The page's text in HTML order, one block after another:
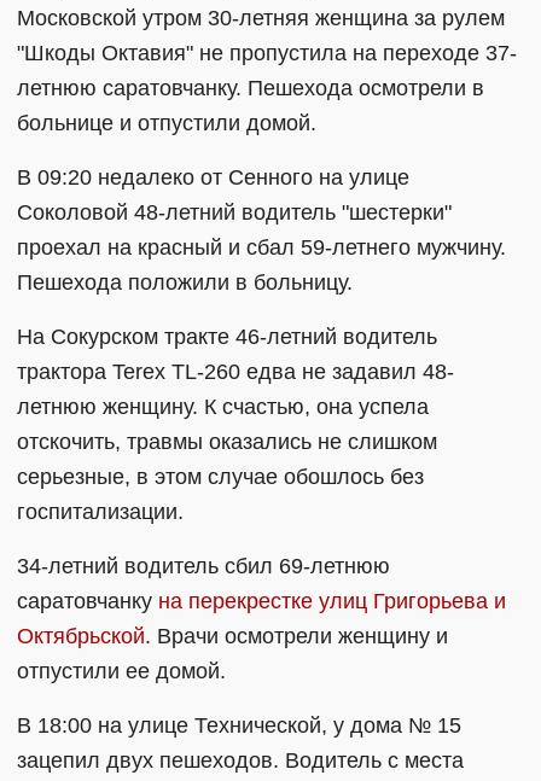
Московской утром 30-летняя женщина за рулем
"Шкоды Октавия" не пропустила на переходе 37-
летнюю саратовчанку. Пешехода осмотрели в
больнице и отпустили домой.
В 09:20 недалеко от Сенного на улице
Соколовой 48-летний водитель "шестерки"
проехал на красный и сбал 59-летнего мужчину.
Пешехода положили в больницу.
На Сокурском тракте 46-летний водитель
трактора Terex TL-260 едва не задавил 48-
летнюю женщину. К счастью, она успела
отскочить, травмы оказались не слишком
серьезные, в этом случае обошлось без
госпитализации.
34-летний водитель сбил 69-летнюю
саратовчанку на перекрестке улиц Григорьева и
Октябрьской. Врачи осмотрели женщину и
отпустили ее домой.
В 18:00 на улице Технической, у дома № 15
зацепил двух пешеходов. Водитель с места